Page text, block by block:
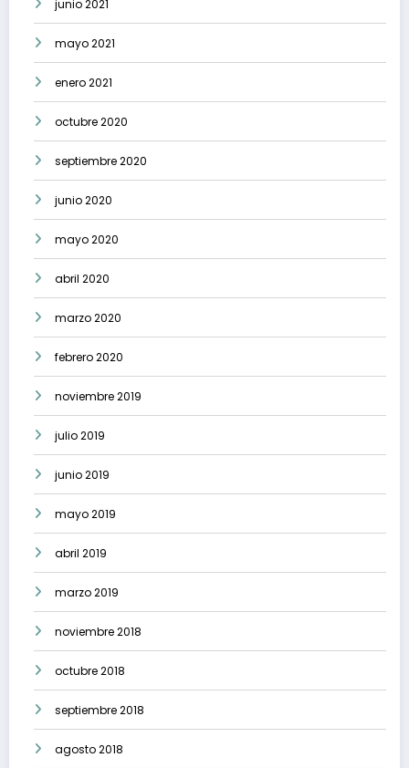
junio 2021
mayo 2021
enero 2021
octubre 2020
septiembre 2020
junio 2020
mayo 2020
abril 2020
marzo 2020
febrero 2020
noviembre 2019
julio 2019
junio 2019
mayo 2019
abril 2019
marzo 2019
noviembre 2018
octubre 2018
septiembre 2018
agosto 2018